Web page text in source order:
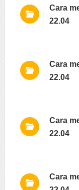
Cara
22.04
Cara
22.04
Cara
22.04
Cara